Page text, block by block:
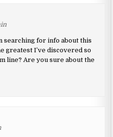
searching for info about this
greatest I’ve discovered so
line? Are you sure about the